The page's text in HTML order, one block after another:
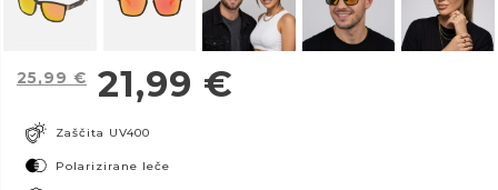
25,99 € 21,99 €
Zaščita UV400
Polarizirane leče